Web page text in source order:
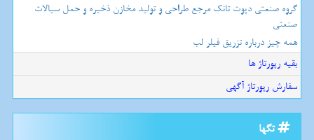
گروه صنعتی دپوت تانک مرجع طراحی و تولید مخازن ذخیره و حمل سیالات
صنعتی
همه چیز درباره تزریق فیلر لب
بقیه رپورتاژ ها
سفارش رپورتاژ آگهی
تگها